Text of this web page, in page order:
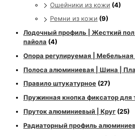
Ошейники из кожи (4)
Ремни из кожи (9)
Лодочный профиль | Жесткий
пайола (4)
Опора регулируемая |
Полоса алюминиевая | Шина |
Правило штукатурное (27)
Пружинная кнопка фиксатор для
Пруток алюминиевый | Круг (25)
Радиаторный профиль